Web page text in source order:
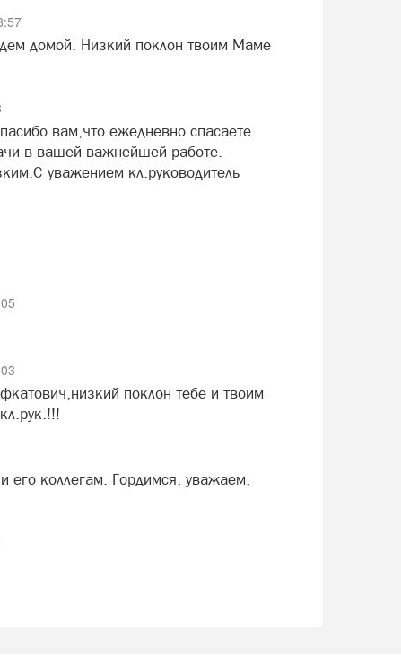
домой. Низкий поклон твоим Маме
вам,что ежедневно спасаете
в вашей важнейшей работе.
уважением кл.руководитель
поклон тебе и твоим
его коллегам. Гордимся, уважаем,